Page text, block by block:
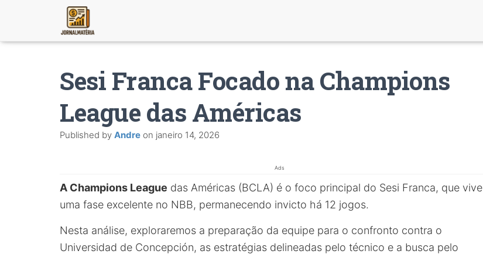
Sesi Franca Focado na Champions
League das Américas
Published by Andre on janeiro 14, 2026
Ads
A Champions League das Américas (BCLA) é o foco principal do Sesi Franca, que vive
uma fase excelente no NBB, permanecendo invicto há 12 jogos.
Nesta análise, exploraremos a preparação da equipe para o confronto contra o
Universidad de Concepción, as estratégias delineadas pelo técnico e a busca pelo